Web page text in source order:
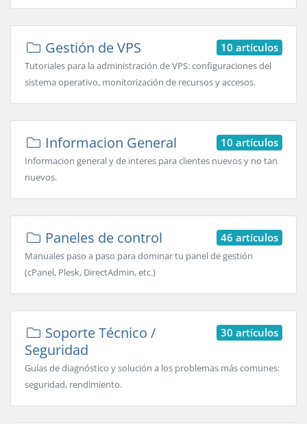
10 artículos
Gestión de VPS
Tutoriales para la administración de VPS: configuraciones del
sistema operativo, monitorización de recursos y accesos.
10 artículos
Informacion General
Informacion general y de interes para clientes nuevos y no tan
nuevos.
46 artículos
Paneles de control
Manuales paso a paso para dominar tu panel de gestión
(cPanel, Plesk, DirectAdmin, etc.)
30 artículos
Soporte Técnico /
Seguridad
Guías de diagnóstico y solución a los problemas más comunes:
seguridad, rendimiento.